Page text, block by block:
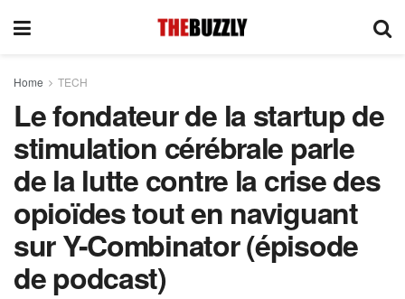
Home TECH
Le fondateur de la startup de
stimulation cérébrale parle
de la lutte contre la crise des
opioïdes tout en naviguant
sur Y-Combinator (épisode
de podcast)